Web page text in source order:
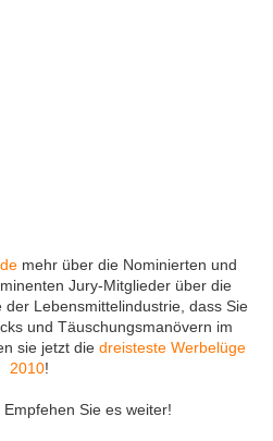
mehr über die Nominierten und
Jury-Mitglieder über die
Lebensmittelindustrie, dass Sie
und Täuschungsmanövern im
sie jetzt die dreisteste Werbelüge
2010!
Sie es weiter!